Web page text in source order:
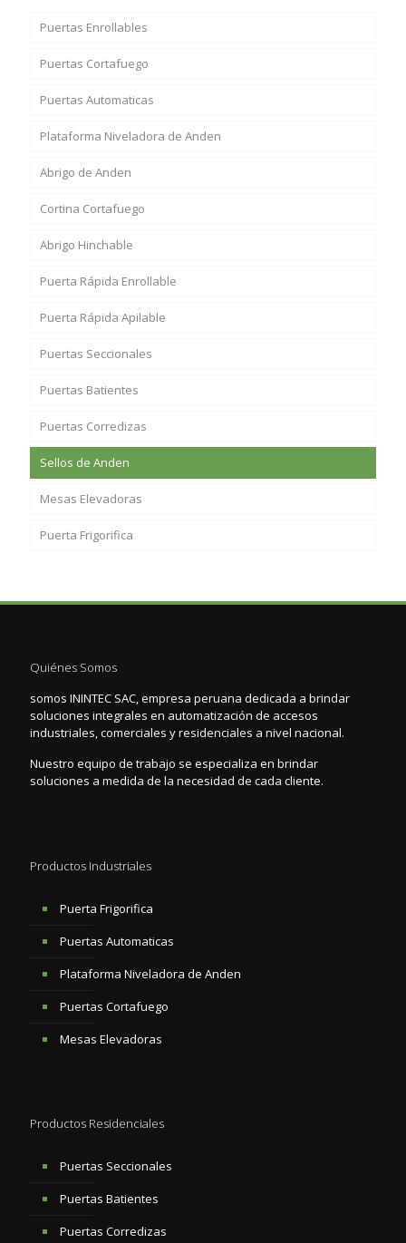
Puertas Enrollables
Puertas Cortafuego
Puertas Automaticas
Plataforma Niveladora de Anden
Abrigo de Anden
Cortina Cortafuego
Abrigo Hinchable
Puerta Rápida Enrollable
Puerta Rápida Apilable
Puertas Seccionales
Puertas Batientes
Puertas Corredizas
Sellos de Anden
Mesas Elevadoras
Puerta Frigorifica
Quiénes Somos
somos ININTEC SAC, empresa peruana dedicada a brindar
soluciones integrales en automatización de accesos
industriales, comerciales y residenciales a nivel nacional.
Nuestro equipo de trabajo se especializa en brindar
soluciones a medida de la necesidad de cada cliente.
Productos Industriales
Puerta Frigorifica
Puertas Automaticas
Plataforma Niveladora de Anden
Puertas Cortafuego
Mesas Elevadoras
Productos Residenciales
Puertas Seccionales
Puertas Batientes
Puertas Corredizas